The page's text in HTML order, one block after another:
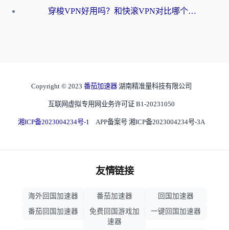
穿梭VPN好用吗？和快滚VPN对比哪个回国效果更好？海外党选回国加速器必看指南
Copyright © 2023 番茄加速器 湖南精准量科技有限公司
互联网虚拟专用网业务许可证 B1-20231050
湘ICP备2023004234号-1 APP备案号 湘ICP备2023004234号-3A
友情链接
海外回国加速器 番茄加速器
回国加速器
番茄回国加速器
免费回国游戏加
速器
一键回国加速器